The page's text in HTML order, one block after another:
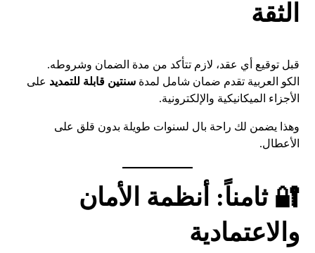
الثقة
قبل توقيع أي عقد، لازم تتأكد من مدة الضمان وشروطه.
الكو العربية تقدم ضمان شامل لمدةسنتين قابلة للتمديد على
الأجزاء الميكانيكية والإلكترونية.
وهذا يضمن لك راحة بال لسنوات طويلة بدون قلق على
الأعطال.
🔐 ثامناً: أنظمة الأمان
والاعتمادية